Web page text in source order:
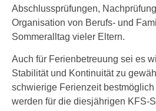
Abschlussprüfungen,
Organisation von Berufs- und
Sommeralltag vieler Eltern.
Auch für Ferienbetreuung sei es
Stabilität und Kontinuität zu
schwierige Ferienzeit
werden für die diesjährigen KFS-